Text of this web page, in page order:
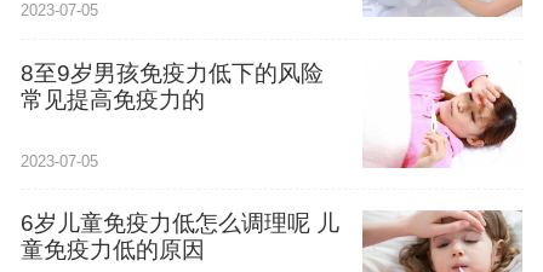
2023-07-05
8至9岁男孩免疫力低下的风险
常见提高免疫力的
2023-07-05
6岁儿童免疫力低怎么调理呢 儿
童免疫力低的原因